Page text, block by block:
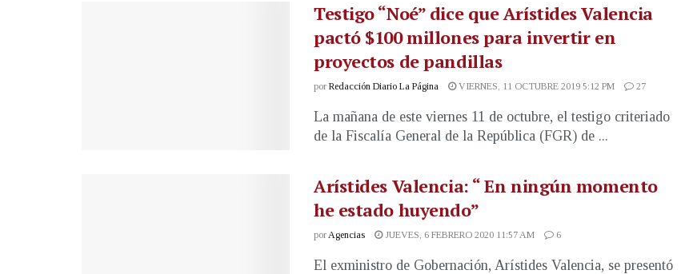
Testigo “Noé” dice que Arístides Valencia
pactó $100 millones para invertir en
proyectos de pandillas
por Redacción Diario La Página VIERNES, 11 OCTUBRE 2019 5:12 PM 27
La mañana de este viernes 11 de octubre, el testigo criteriado
de la Fiscalía General de la República (FGR) de ...
Arístides Valencia: “ En ningún momento
he estado huyendo”
por Agencias JUEVES, 6 FEBRERO 2020 11:57 AM 6
El exministro de Gobernación, Arístides Valencia, se presentó